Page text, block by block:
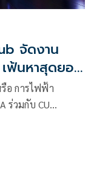
จัดงาน
ฟ้นหาสุดยอด
อ การไฟฟ้า
ร่วมกับ CU